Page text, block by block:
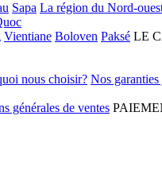
Sapa La région du Nord-
Vientiane Boloven Paksé LE
nous choisir? Nos
générales de ventes